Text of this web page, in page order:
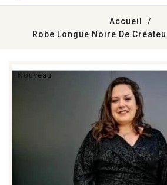
Accueil
Robe Longue Noire De
Nouveau